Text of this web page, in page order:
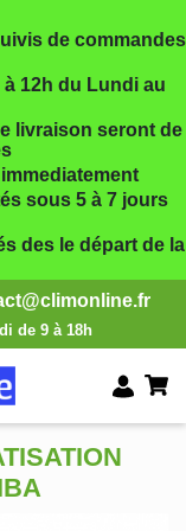
de commandes
à 12h du Lundi au
livraison seront de
sous 5 à 7 jours
des le départ de la
de 9 à 18h